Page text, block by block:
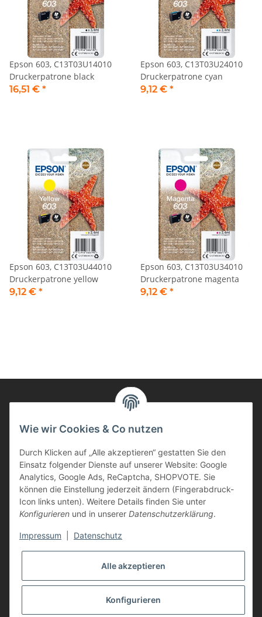
Epson 603, C13T03U14010
Druckerpatrone black
16,51 € *
Epson 603, C13T03U24010
Druckerpatrone cyan
9,12 € *
Epson 603, C13T03U44010
Druckerpatrone yellow
9,12 € *
Epson 603, C13T03U34010
Druckerpatrone magenta
9,12 € *
Informationen
Kunden Service
Haben Sie Fragen zu unseren Produkten?
Dann rufen Sie uns gerne an:
Tel: 0621/9767200
Mo.-Fr. 08:45-17:00 Uhr
oder schreiben Sie uns:
info@printer-express.de
Wie wir Cookies & Co nutzen
Durch Klicken auf „Alle akzeptieren“ gestatten Sie den
Einsatz folgender Dienste auf unserer Website: Google
Analytics, Google Ads, ReCaptcha, SHOPVOTE. Sie
können die Einstellung jederzeit ändern (Fingerabdruck-
Icon links unten). Weitere Details finden Sie unter
Konfigurieren und in unserer Datenschutzerklärung.
Impressum Datenschutz
Alle akzeptieren
Konfigurieren